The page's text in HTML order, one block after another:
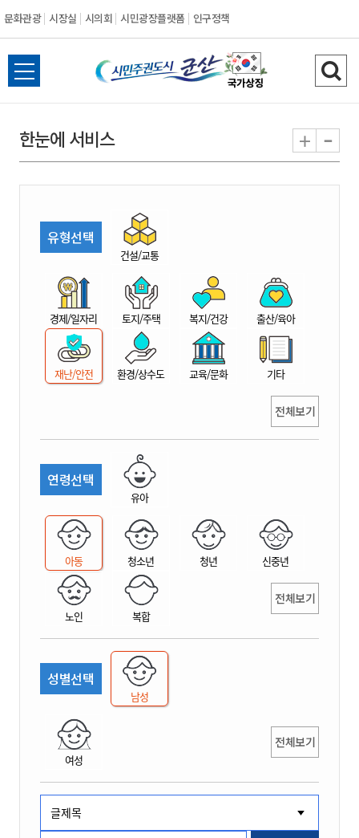
문화관광 시장실 시의회 시민광장플랫폼 인구정책
시
민
권
시
산
전
체
뉴
열
검
색
기
한눈에 서비스 + -
유형선택
건설/교통
경제/일자리 토지/주택 복지/건강 출산/육아
재난/안전 환경/상수도 교육/문화 기타
전체보기
연령선택
유아
아동 청소년 청년 신중년
노인 복합
전체보기
성별선택
남성
여성
전체보기